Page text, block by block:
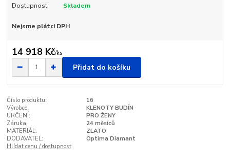
Dostupnost Skladem
Nejsme plátci DPH
14 918 Kč/ks
Přidat do košíku
Číslo produktu:
16
Výrobce:
KLENOTY BUDÍN
URČENÍ:
PRO ŽENY
Záruka:
24 měsíců
MATERIÁL:
ZLATO
DODAVATEL:
Optima Diamant
Hlídat cenu / dostupnost